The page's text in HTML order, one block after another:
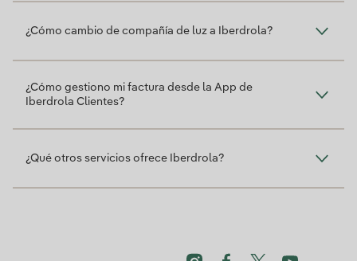
¿Cómo cambio de compañía de luz a Iberdrola?
¿Cómo gestiono mi factura desde la App de
Iberdrola Clientes?
¿Qué otros servicios ofrece Iberdrola?